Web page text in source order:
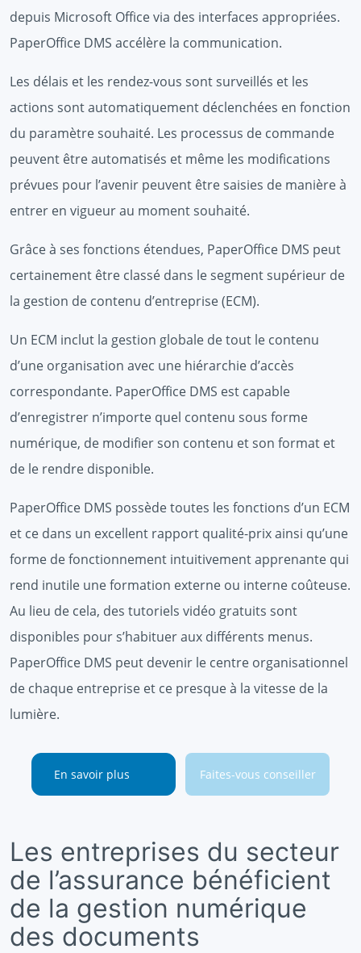
depuis Microsoft Office via des interfaces appropriées.
PaperOffice DMS accélère la communication.
Les délais et les rendez-vous sont surveillés et les
actions sont automatiquement déclenchées en fonction
du paramètre souhaité. Les processus de commande
peuvent être automatisés et même les modifications
prévues pour l’avenir peuvent être saisies de manière à
entrer en vigueur au moment souhaité.
Grâce à ses fonctions étendues, PaperOffice DMS peut
certainement être classé dans le segment supérieur de
la gestion de contenu d’entreprise (ECM).
Un ECM inclut la gestion globale de tout le contenu
d’une organisation avec une hiérarchie d’accès
correspondante. PaperOffice DMS est capable
d’enregistrer n’importe quel contenu sous forme
numérique, de modifier son contenu et son format et
de le rendre disponible.
PaperOffice DMS possède toutes les fonctions d’un ECM
et ce dans un excellent rapport qualité-prix ainsi qu’une
forme de fonctionnement intuitivement apprenante qui
rend inutile une formation externe ou interne coûteuse.
Au lieu de cela, des tutoriels vidéo gratuits sont
disponibles pour s’habituer aux différents menus.
PaperOffice DMS peut devenir le centre organisationnel
de chaque entreprise et ce presque à la vitesse de la
lumière.
En savoir plus Faites-vous conseiller
Les entreprises du secteur
de l’assurance bénéficient
de la gestion numérique
des documents